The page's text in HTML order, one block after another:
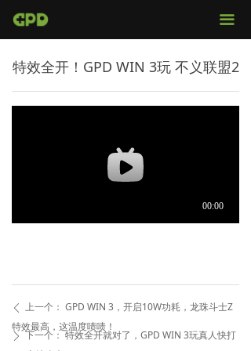
끀
官网首页
视频评测
ꄴ 上一个： GPD WIN 3，开启10W功耗，龙珠斗士Z
特效最高，这温度啧啧！
ꄲ 下一个：特效全开就对了，GPD WIN 3玩真人快打
特效全开！GPD WIN 3玩 不义联盟2